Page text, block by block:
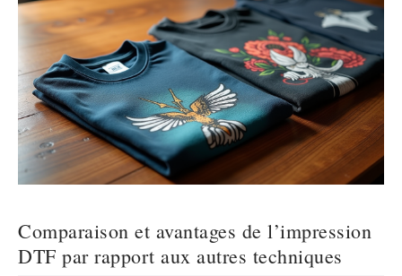
Comparaison et avantages de l’impression
DTF par rapport aux autres techniques